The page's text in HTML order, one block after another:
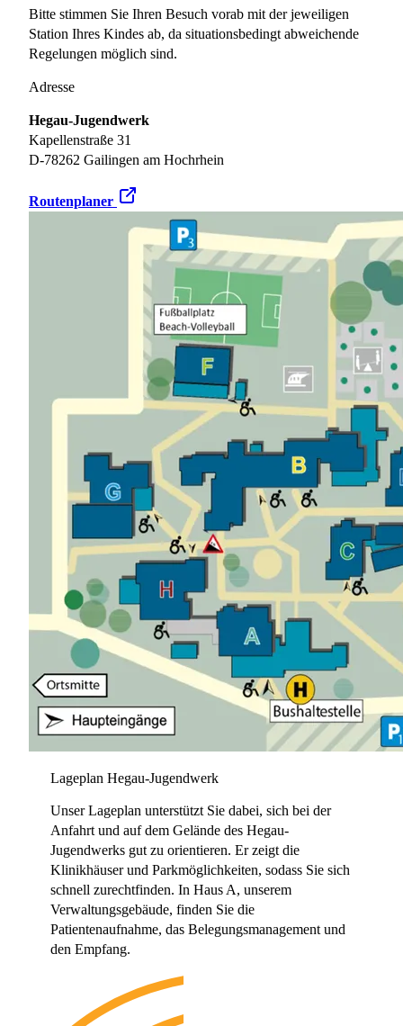
Bitte stimmen Sie Ihren Besuch vorab mit der jeweiligen
Station Ihres Kindes ab, da situationsbedingt abweichende
Regelungen möglich sind.
Adresse
Hegau-Jugendwerk
Kapellenstraße 31
D-78262 Gailingen am Hochrhein
Routenplaner
Lageplan Hegau-Jugendwerk
Unser Lageplan unterstützt Sie dabei, sich bei der
Anfahrt und auf dem Gelände des Hegau-
Jugendwerks gut zu orientieren. Er zeigt die
Klinikhäuser und Parkmöglichkeiten, sodass Sie sich
schnell zurechtfinden. In Haus A, unserem
Verwaltungsgebäude, finden Sie die
Patientenaufnahme, das Belegungsmanagement und
den Empfang.